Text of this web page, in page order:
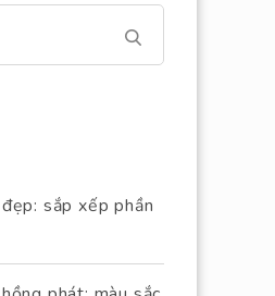
sắp xếp phần